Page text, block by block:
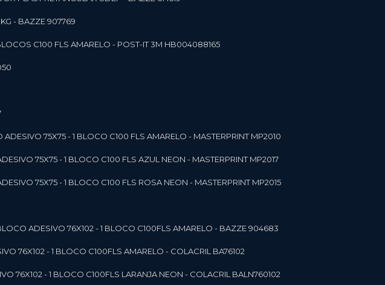
- BAZZE 907769
C100 FLS AMARELO - POST-IT 3M HB004088165
ADESIVO 75X75 - 1 BLOCO C100 FLS AMARELO - MASTERPRINT MP2010
75X75 - 1 BLOCO C100 FLS AZUL NEON - MASTERPRINT MP2017
75X75 - 1 BLOCO C100 FLS ROSA NEON - MASTERPRINT MP2015
BLOCO ADESIVO 76X102 - 1 BLOCO C100FLS AMARELO - BAZZE 904683
76X102 - 1 BLOCO C100FLS AMARELO - COLACRIL BA76102
76X102 - 1 BLOCO C100FLS LARANJA NEON - COLACRIL BALN760102